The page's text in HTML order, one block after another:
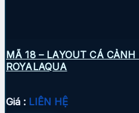
MÃ 18 – LAYOUT CÁ
ROYALAQUA
Giá : LIÊN HỆ